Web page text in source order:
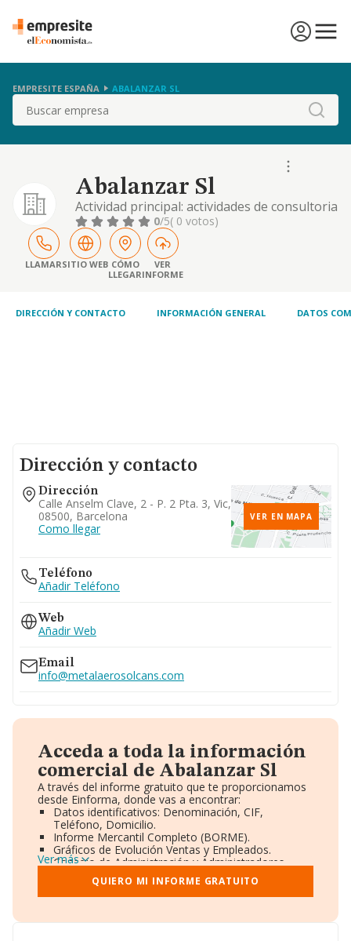
EMPRESITE ESPAÑA ABALANZAR SL
Buscar
Abalanzar Sl
Actividad principal: actividades de consultoria
de gestion empresarial. cnae 70.2. otras
actividades el comercio, exportacion,
produccion de envases y envadados. compra
venta de envases de aerosoles y de todas las
materias que ...
0/5( 0 votos)
LLAMARSITIO WEB CÓMO
LLEGAR
VER
INFORME
DIRECCIÓN Y CONTACTO INFORMACIÓN GENERAL DATOS
Dirección y contacto
Dirección
Calle Anselm Clave, 2 - P. 2 Pta. 3, Vic,
08500, Barcelona
Como llegar
VER EN MAPA
Teléfono
Añadir Teléfono
Web
Añadir Web
Email
info@metalaerosolcans.com
Acceda a toda la información
comercial de Abalanzar Sl
A través del informe gratuito que te proporcionamos
desde Einforma, donde vas a encontrar:
Datos identificativos: Denominación, CIF,
Teléfono, Domicilio.
Informe Mercantil Completo (BORME).
Gráficos de Evolución Ventas y Empleados.
Consejo de Administración y Administradores.
Directivos y Ejecutivos.
Accionistas.
Participaciones y Vinculaciones en otras empresas.
Información oficial y registral complementaria.
Ver más
QUIERO MI INFORME GRATUITO